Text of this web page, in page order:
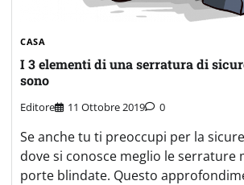
CASA
I 3 elementi di una serratura di
sono
Editore 11 Ottobre 2019 0
Se anche tu ti preoccupi per la
dove si conosce meglio le serrature
porte blindate. Questo